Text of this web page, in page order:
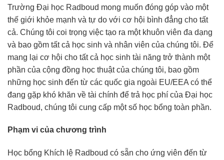
Trường Đại học Radboud mong muốn đóng góp vào một
thế giới khỏe mạnh và tự do với cơ hội bình đẳng cho tất
cả. Chúng tôi coi trọng việc tạo ra một khuôn viên đa dạng
và bao gồm tất cả học sinh và nhân viên của chúng tôi. Để
mang lại cơ hội cho tất cả học sinh tài năng trở thành một
phần của cộng đồng học thuật của chúng tôi, bao gồm
những học sinh đến từ các quốc gia ngoài EU/EEA có thể
đang gặp khó khăn về tài chính để trả học phí của Đại học
Radboud, chúng tôi cung cấp một số học bổng toàn phần.
Phạm vi của chương trình
Học bổng Khích lệ Radboud có sẵn cho ứng viên đến từ